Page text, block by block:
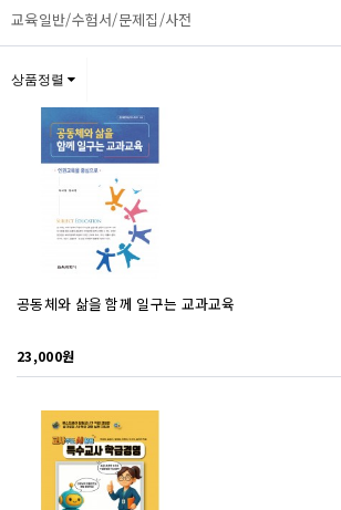
교육일반/수험서/문제집/사전
상품정렬
공동체와 삶을 함께 일구는 교과교육
23,000원